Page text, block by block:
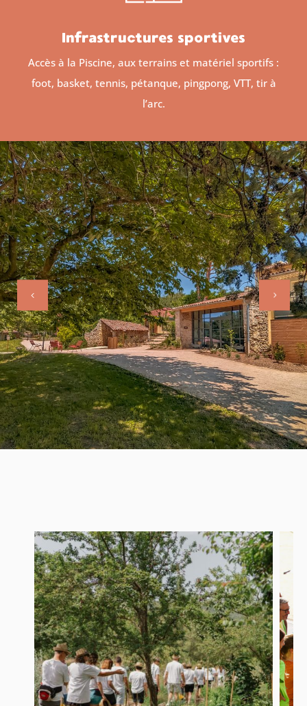
Infrastructures sportives
Accès à la Piscine, aux terrains et matériel sportifs :
foot, basket, tennis, pétanque, pingpong, VTT, tir à
l’arc.